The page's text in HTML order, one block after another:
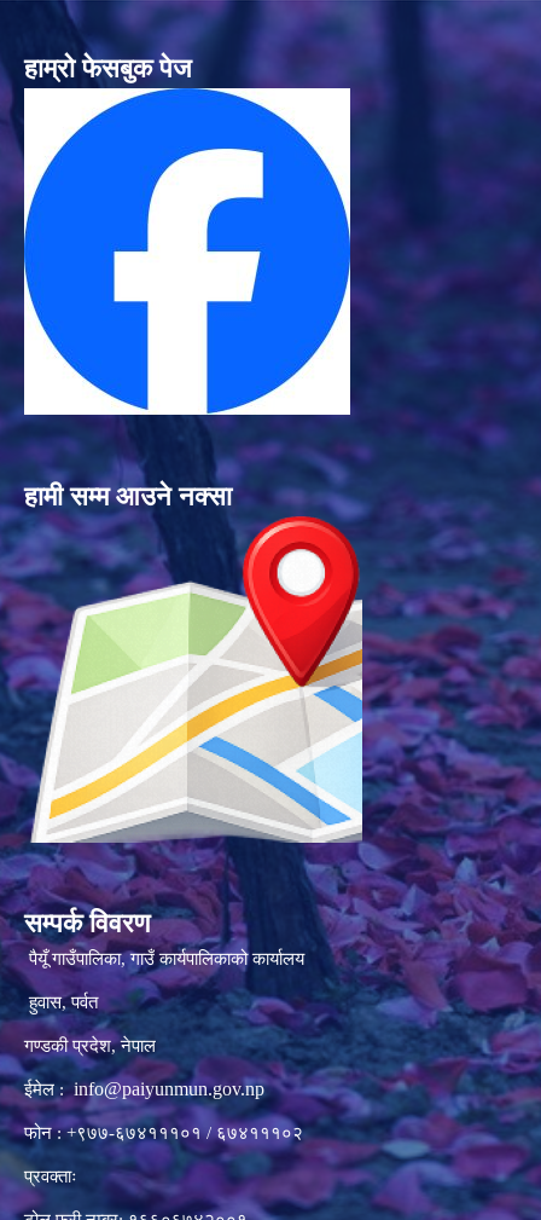
हाम्रो फेसबुक पेज
हामी सम्म आउने नक्सा
सम्पर्क विवरण
पैयूँ गाउँपालिका, गाउँ कार्यपालिकाको कार्यालय
हुवास, पर्वत
गण्डकी प्रदेश, नेपाल
ईमेल : info@paiyunmun.gov.np
फोन : +९७७-६७४१११०१ / ६७४१११०२
प्रवक्ताः